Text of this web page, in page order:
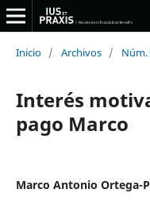
Inicio / Archivos / Núm.
Interés
pago Marco
Marco Antonio Ortega-